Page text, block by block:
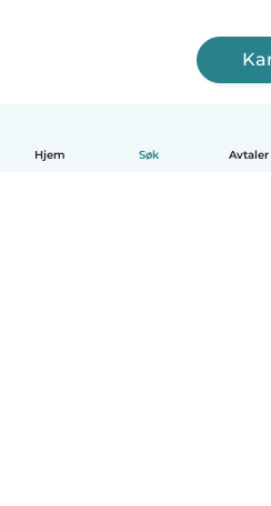
Hjem Søk Avtaler